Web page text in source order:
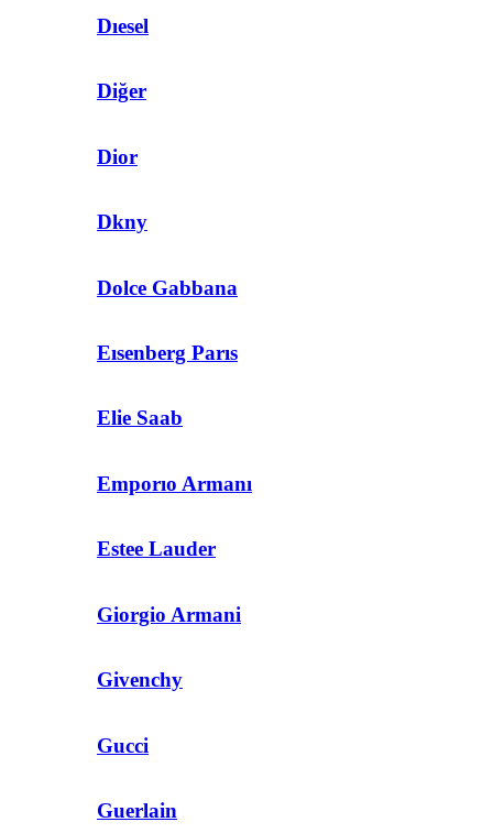
Dıesel
Diğer
Dior
Dkny
Dolce Gabbana
Eısenberg Parıs
Elie Saab
Emporıo Armanı
Estee Lauder
Giorgio Armani
Givenchy
Gucci
Guerlain